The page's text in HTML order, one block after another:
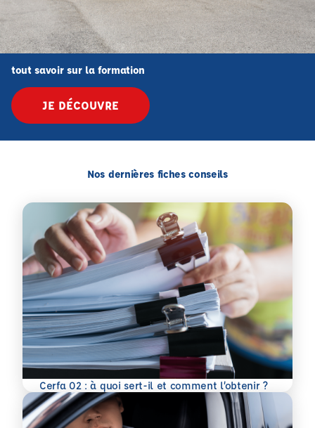
tout savoir sur la formation
JE DÉCOUVRE
Nos dernières fiches conseils
Cerfa 02 : à quoi sert-il et comment l’obtenir ?
En savoir plus